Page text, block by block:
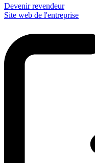
Devenir revendeur
Site web de l'entreprise